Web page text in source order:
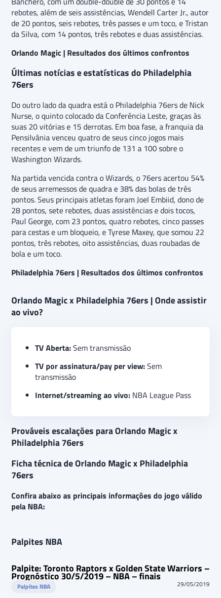
rebotes, além de seis assistências, Wendell Carter Jr., autor
de 20 pontos, seis rebotes, três passes e um toco, e Tristan
da Silva, com 14 pontos, três rebotes e duas assistências.
Orlando Magic | Resultados dos últimos confrontos
Últimas notícias e estatísticas do Philadelphia
76ers
Do outro lado da quadra está o Philadelphia 76ers de Nick
Nurse, o quinto colocado da Conferência Leste, graças às
suas 20 vitórias e 15 derrotas. Em boa fase, a franquia da
Pensilvânia venceu quatro de seus cinco jogos mais
recentes e vem de um triunfo de 131 a 100 sobre o
Washington Wizards.
Na partida vencida contra o Wizards, o 76ers acertou 54%
de seus arremessos de quadra e 38% das bolas de três
pontos. Seus principais atletas foram Joel Embiid, dono de
28 pontos, sete rebotes, duas assistências e dois tocos,
Paul George, com 23 pontos, quatro rebotes, cinco passes
para cestas e um bloqueio, e Tyrese Maxey, que somou 22
pontos, três rebotes, oito assistências, duas roubadas de
bola e um toco.
Philadelphia 76ers | Resultados dos últimos confrontos
Orlando Magic x Philadelphia 76ers | Onde assistir
ao vivo?
TV Aberta:Sem transmissão
TV por assinatura/pay per view:Sem
transmissão
Internet/streaming ao vivo: NBA League Pass
Prováveis escalações para Orlando Magic x
Philadelphia 76ers
Ficha técnica de Orlando Magic x Philadelphia
76ers
Confira abaixo as principais informações do jogo válido
pela NBA:
Palpites NBA
Palpite: Toronto Raptors x Golden State Warriors –
Prognóstico 30/5/2019 – NBA – finais
Palpites NBA 29/05/2019